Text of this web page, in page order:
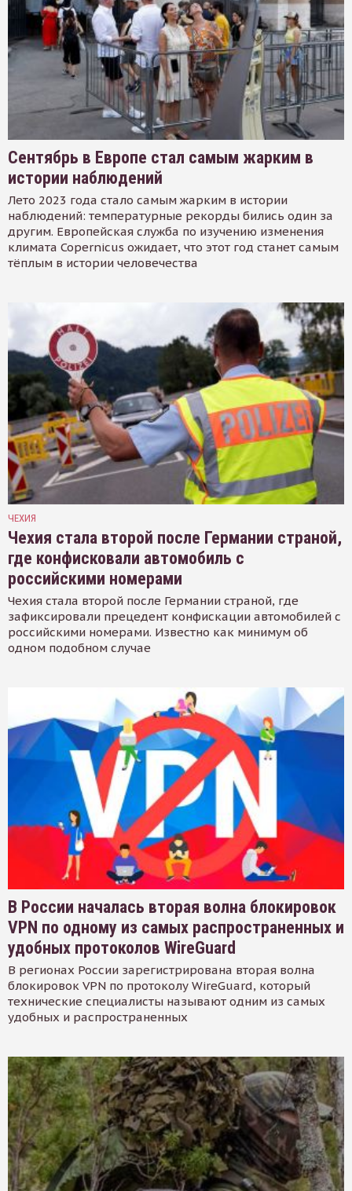
Сентябрь в Европе стал самым жарким в
истории наблюдений
Лето 2023 года стало самым жарким в истории
наблюдений: температурные рекорды бились один за
другим. Европейская служба по изучению изменения
климата Copernicus ожидает, что этот год станет самым
тёплым в истории человечества
ЧЕХИЯ
Чехия стала второй после Германии страной,
где конфисковали автомобиль с
российскими номерами
Чехия стала второй после Германии страной, где
зафиксировали прецедент конфискации автомобилей с
российскими номерами. Известно как минимум об
одном подобном случае
В России началась вторая волна блокировок
VPN по одному из самых распространенных и
удобных протоколов WireGuard
В регионах России зарегистрирована вторая волна
блокировок VPN по протоколу WireGuard, который
технические специалисты называют одним из самых
удобных и распространенных